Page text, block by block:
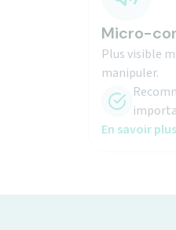
Micro-
Plus visible
manipuler.
En savoir plus